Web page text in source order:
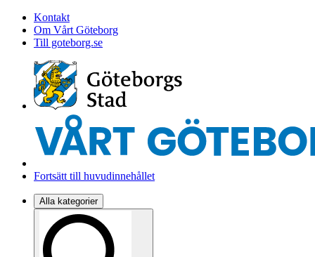
Kontakt
Om Vårt Göteborg
Till goteborg.se
Fortsätt till huvudinnehållet
Alla kategorier